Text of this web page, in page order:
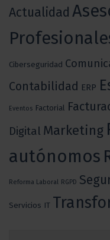
Actualidad
Ciberseguridad
Contabilidad ERP
Eventos Factorial
Digital Marketing
autónomos
Reforma Laboral RGPD
Servicios IT